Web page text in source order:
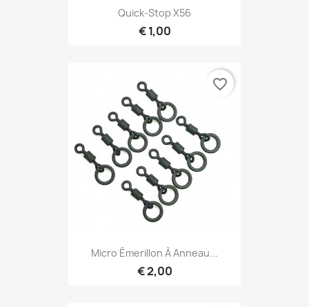
Quick-Stop X56
€ 1,00
Micro Émerillon À Anneau...
€ 2,00
favorite_border